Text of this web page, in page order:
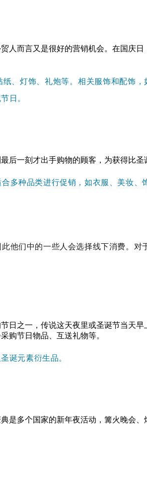
人而言又是很好的营销机会。在国庆
、灯饰、礼炮等。相关服饰和配饰
日。
后一刻才出手购物的顾客，为获得比
多种品类进行促销，如衣服、美妆
他们中的一些人会选择线下消费。
日之一，传说这天夜里或圣诞节当天
购节日物品、互送礼物等。
诞元素衍生品。
是多个国家的新年夜活动，篝火晚会、